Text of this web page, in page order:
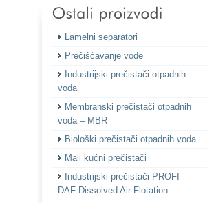
Lamelni separatori
Prečišćavanje vode
Industrijski prečistači otpadnih
voda
Membranski prečistači otpadnih
voda – MBR
Biološki prečistači otpadnih voda
Mali kućni prečistači
Industrijski prečistači PROFI –
DAF Dissolved Air Flotation